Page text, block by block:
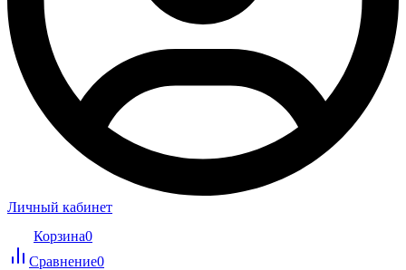
Личный кабинет
Корзина0
Сравнение0